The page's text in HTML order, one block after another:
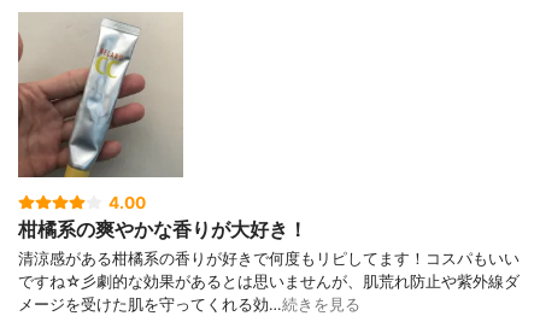
4.00
柑橘系の爽やかな香りが大好き！
清涼感がある柑橘系の香りが好きで何度もリピしてます！コスパもいい
ですね☆彡劇的な効果があるとは思いませんが、肌荒れ防止や紫外線ダ
メージを受けた肌を守ってくれる効…続きを見る